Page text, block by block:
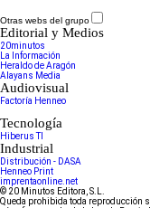
Otras webs del grupo
Editorial y Medios
20minutos
La Información
Heraldo de Aragón
Alayans Media
Audiovisual
Factoría Henneo
Tecnología
Hiberus TI
Industrial
Distribución - DASA
Henneo Print
imprentaonline.net
© 20 Minutos Editora, S.L.
Queda prohibida toda reproducción